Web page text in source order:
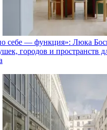
себе — функция»: Люка
городов и пространств